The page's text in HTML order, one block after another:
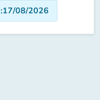
:17/08/2026